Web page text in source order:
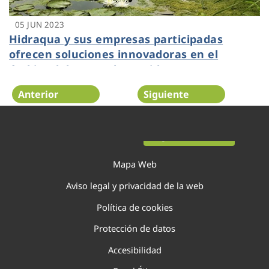
05 JUN 2023
Hidraqua y sus empresas participadas
ofrecen soluciones innovadoras en el
ámbito del agua y los residuos para
preservar el medio ambiente
Anterior Siguiente
Mapa Web
Aviso legal y privacidad de la web
Política de cookies
Protección de datos
Accesibilidad